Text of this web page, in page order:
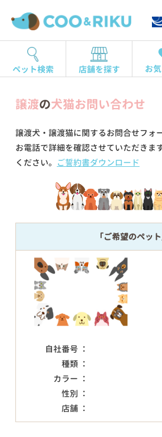
ペット検索 店舗を探す お
譲渡の犬猫お問い合わせ
譲渡犬・譲渡猫に関するお問合せフォ
お電話で詳細を確認させていただきま
ください。 ご誓約書ダウンロード
「ご希望のペット
自社番号 ：
種類 ：
カラー ：
性別 ：
店舗 ：